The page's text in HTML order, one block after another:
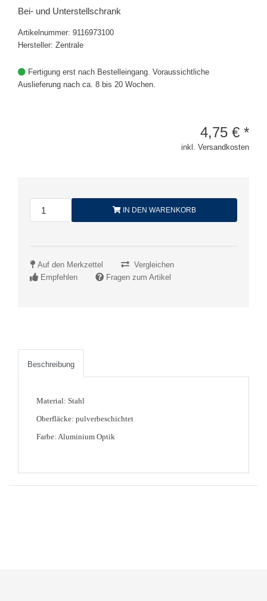
Bei- und Unterstellschrank
Artikelnummer: 9116973100
Hersteller: Zentrale
Fertigung erst nach Bestelleingang. Voraussichtliche
Auslieferung nach ca. 8 bis 20 Wochen.
4,75 € *
inkl. Versandkosten
IN DEN WARENKORB
Auf den Merkzettel
Vergleichen
Empfehlen
Fragen zum Artikel
Beschreibung
Material: Stahl
Oberfläcke: pulverbeschichtet
Farbe: Aluminium Optik